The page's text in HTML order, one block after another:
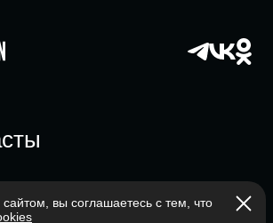
вы соглашаетесь с тем, что